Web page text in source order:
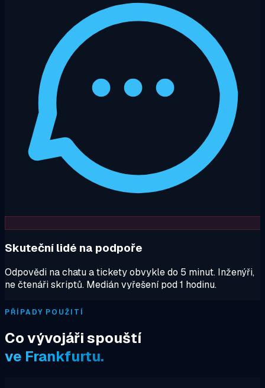
Skuteční lidé na podpoře
Odpovědi na chatu a tickety obvykle do 5 minut. Inženýři,
ne čtenáři skriptů. Medián vyřešení pod 1 hodinu.
PŘÍPADY POUŽITÍ
Co vývojáři spouští
ve Frankfurtu.